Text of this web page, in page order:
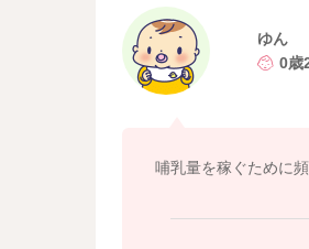
ゆん
0歳
哺乳量を稼ぐために